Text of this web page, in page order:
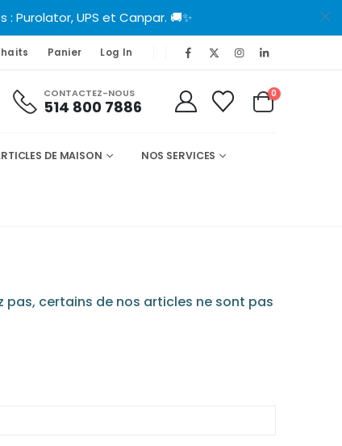
UPS et Canpar. 🚚✨
Panier Log In
CONTACTEZ-NOUS
514 800 7886
0
DE MAISON NOS SERVICES
pas, certains de nos articles ne sont pas